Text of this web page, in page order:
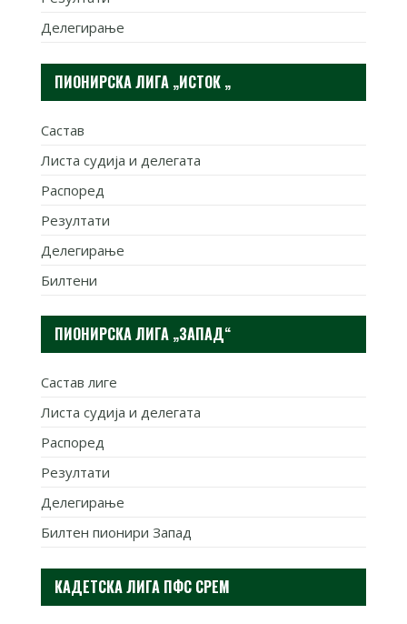
Делегирање
ПИОНИРСКА ЛИГА „ИСТОК „
Састав
Листа судија и делегата
Распоред
Резултати
Делегирање
Билтени
ПИОНИРСКА ЛИГА „ЗАПАД“
Састав лиге
Листа судија и делегата
Распоред
Резултати
Делегирање
Билтен пионири Запад
КАДЕТСКА ЛИГА ПФС СРЕМ